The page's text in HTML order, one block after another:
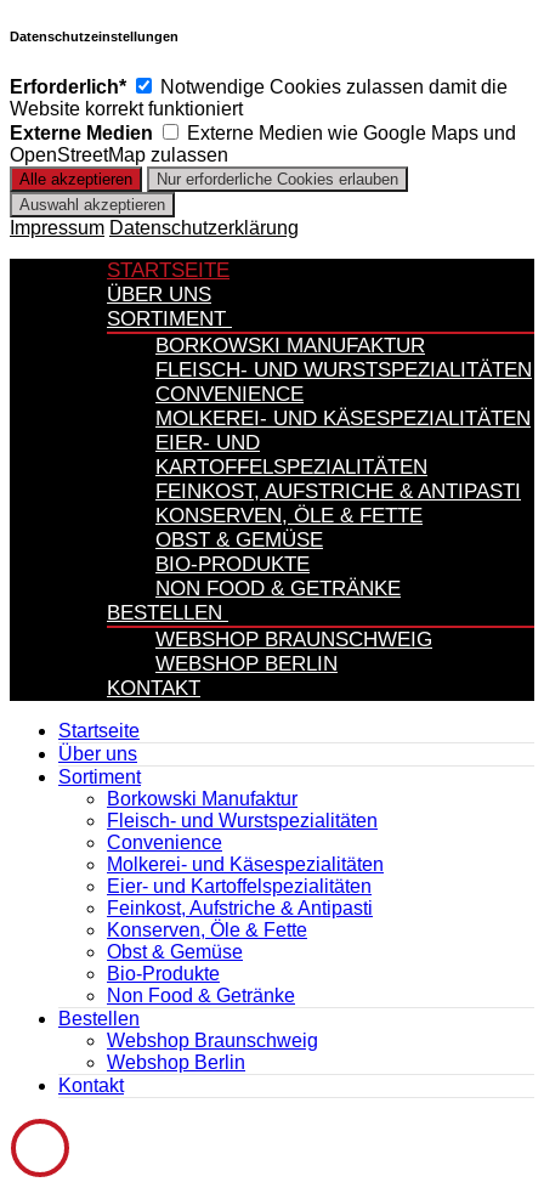
Datenschutzeinstellungen
Erforderlich*
Notwendige Cookies zulassen damit die
Website korrekt funktioniert
Externe Medien
Externe Medien wie Google Maps und
OpenStreetMap zulassen
Impressum Datenschutzerklärung
STARTSEITE
ÜBER UNS
SORTIMENT
BORKOWSKI MANUFAKTUR
FLEISCH- UND WURSTSPEZIALITÄTEN
CONVENIENCE
MOLKEREI- UND KÄSESPEZIALITÄTEN
EIER- UND
KARTOFFELSPEZIALITÄTEN
FEINKOST, AUFSTRICHE & ANTIPASTI
KONSERVEN, ÖLE & FETTE
OBST & GEMÜSE
BIO-PRODUKTE
NON FOOD & GETRÄNKE
BESTELLEN
WEBSHOP BRAUNSCHWEIG
WEBSHOP BERLIN
KONTAKT
Startseite
Über uns
Sortiment
Borkowski Manufaktur
Fleisch- und Wurstspezialitäten
Convenience
Molkerei- und Käsespezialitäten
Eier- und Kartoffelspezialitäten
Feinkost, Aufstriche & Antipasti
Konserven, Öle & Fette
Obst & Gemüse
Bio-Produkte
Non Food & Getränke
Bestellen
Webshop Braunschweig
Webshop Berlin
Kontakt